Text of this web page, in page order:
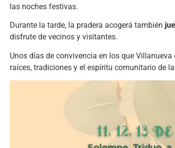
las noches festivas.
Durante la tarde, la pradera acogerá también
disfrute de vecinos y visitantes.
Unos días de convivencia en los que
raíces, tradiciones y el espíritu comunitario de